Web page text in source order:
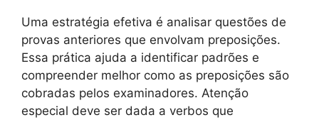
Uma estratégia efetiva é analisar questões de
provas anteriores que envolvam preposições.
Essa prática ajuda a identificar padrões e
compreender melhor como as preposições são
cobradas pelos examinadores. Atenção
especial deve ser dada a verbos que